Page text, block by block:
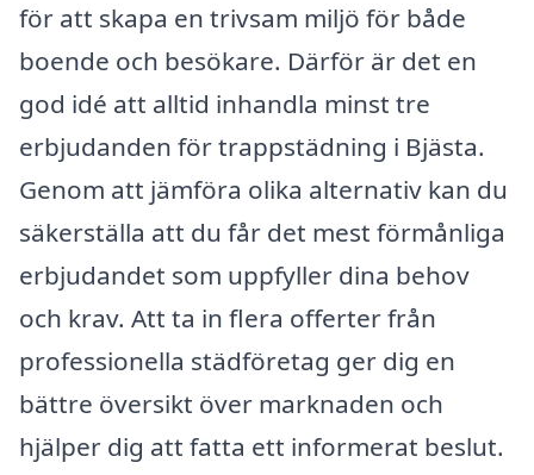
för att skapa en trivsam miljö för både
boende och besökare. Därför är det en
god idé att alltid inhandla minst tre
erbjudanden för trappstädning i Bjästa.
Genom att jämföra olika alternativ kan du
säkerställa att du får det mest förmånliga
erbjudandet som uppfyller dina behov
och krav. Att ta in flera offerter från
professionella städföretag ger dig en
bättre översikt över marknaden och
hjälper dig att fatta ett informerat beslut.